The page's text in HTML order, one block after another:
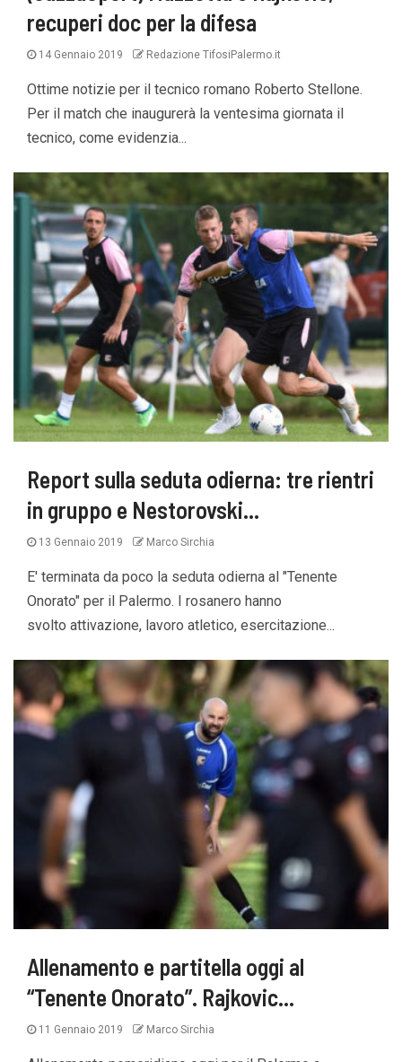
recuperi doc per la difesa
14 Gennaio 2019 Redazione TifosiPalermo.it
Ottime notizie per il tecnico romano Roberto Stellone.
Per il match che inaugurerà la ventesima giornata il
tecnico, come evidenzia...
Report sulla seduta odierna: tre rientri
in gruppo e Nestorovski…
13 Gennaio 2019 Marco Sirchia
E' terminata da poco la seduta odierna al "Tenente
Onorato" per il Palermo. I rosanero hanno
svolto attivazione, lavoro atletico, esercitazione...
Allenamento e partitella oggi al
“Tenente Onorato”. Rajkovic…
11 Gennaio 2019 Marco Sirchia